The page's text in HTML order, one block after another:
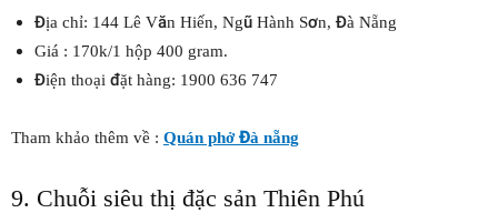
Địa chỉ: 144 Lê Văn Hiến, Ngũ Hành Sơn, Đà Nẵng
Giá : 170k/1 hộp 400 gram.
Điện thoại đặt hàng: 1900 636 747
Tham khảo thêm về : Quán phở Đà nẵng
9. Chuỗi siêu thị đặc sản Thiên Phú